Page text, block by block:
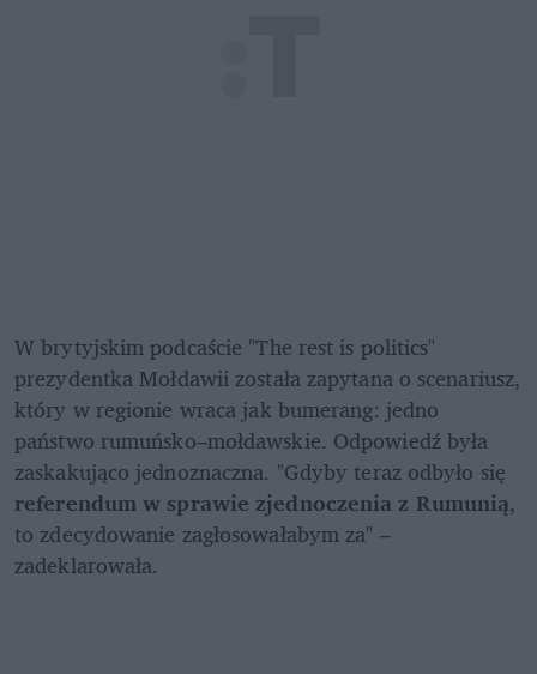
W brytyjskim podcaście "The rest is politics"
prezydentka Mołdawii została zapytana o scenariusz,
który w regionie wraca jak bumerang: jedno
państwo rumuńsko–mołdawskie. Odpowiedź była
zaskakująco jednoznaczna.
referendum w sprawie zjednoczenia z Rumunią,
to zdecydowanie zagłosowałabym za" –
zadeklarowała.